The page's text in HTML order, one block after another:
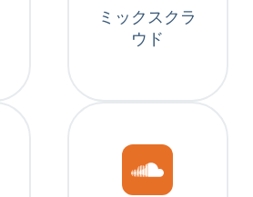
ミックスクラ
ウド